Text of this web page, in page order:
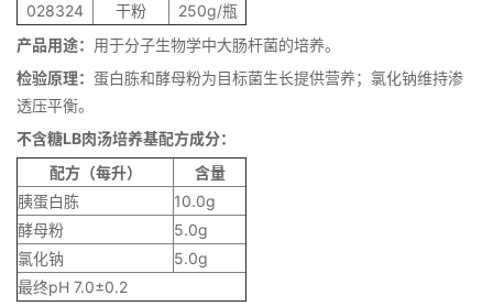
028324
干粉
250g/瓶
产品用途： 用于分子生物学中大肠杆菌的培养。
检验原理： 蛋白胨和酵母粉为目标菌生长提供营养；氯化钠维持渗
透压平衡。
不含糖LB肉汤培养基配方成分：
配方（每升）
含量
胰蛋白胨
10.0g
酵母粉
5.0g
氯化钠
5.0g
最终pH 7.0±0.2